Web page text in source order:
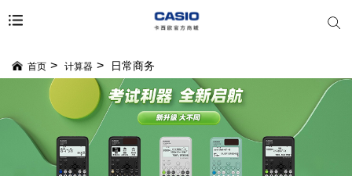
首页 计算器 日常商务